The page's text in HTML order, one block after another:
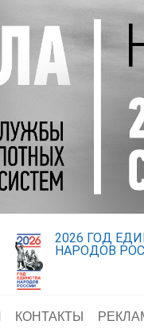
2026 ГОД
НАРОДОВ
КОНТАКТЫ